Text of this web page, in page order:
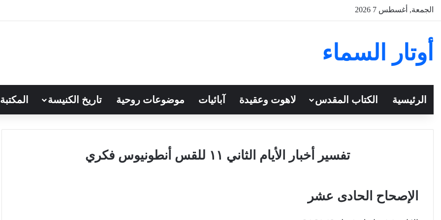
الجمعة, أغسطس 7 2026
أوتار السماء
الرئيسية الكتاب المقدس لاهوت وعقيدة آبائيات موضوعات روحية تاريخ الكنيسة المكتبة
تفسير أخبار الأيام الثاني ١١ للقس أنطونيوس فكري
الإصحاح الحادى عشر